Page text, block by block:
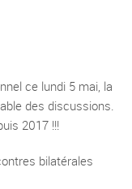
ce lundi 5 mai, la
des discussions.
2017 !!!
bilatérales